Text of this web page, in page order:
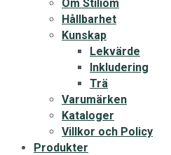
Om Stiliom
Hållbarhet
Kunskap
Lekvärde
Inkludering
Trä
Varumärken
Kataloger
Villkor och Policy
Produkter